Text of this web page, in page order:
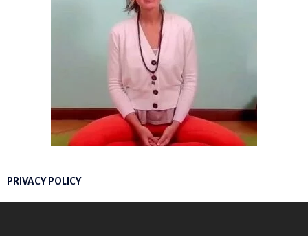
PRIVACY POLICY